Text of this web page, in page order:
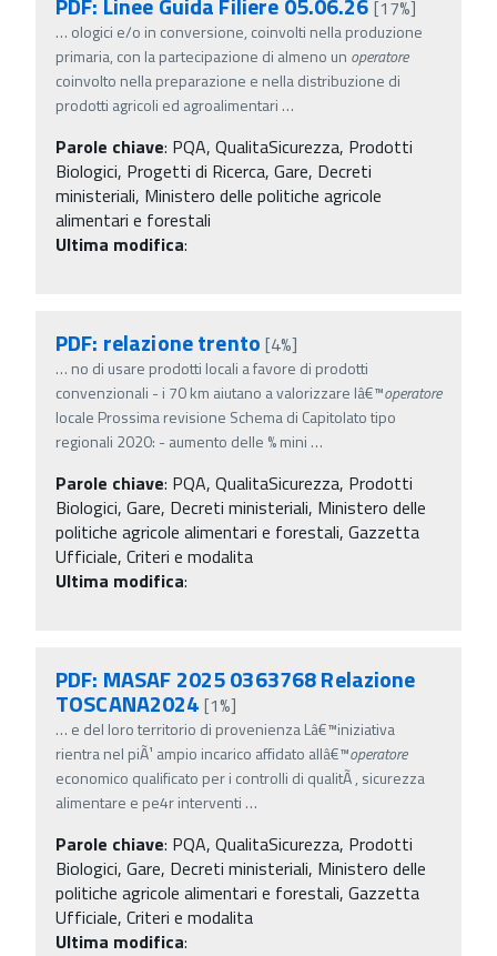
[17%]
… ologici e/o in conversione, coinvolti nella produzione
primaria, con la partecipazione di almeno un operatore
coinvolto nella preparazione e nella distribuzione di
prodotti agricoli ed agroalimentari …
Parole chiave: PQA, QualitaSicurezza, Prodotti
Biologici, Progetti di Ricerca, Gare, Decreti
ministeriali, Ministero delle politiche agricole
alimentari e forestali
Ultima modifica:
PDF: relazione trento [4%]
… no di usare prodotti locali a favore di prodotti
convenzionali - i 70 km aiutano a valorizzare lâ€™operatore
locale Prossima revisione Schema di Capitolato tipo
regionali 2020: - aumento delle % mini …
Parole chiave: PQA, QualitaSicurezza, Prodotti
Biologici, Gare, Decreti ministeriali, Ministero delle
politiche agricole alimentari e forestali, Gazzetta
Ufficiale, Criteri e modalita
Ultima modifica:
PDF: MASAF 2025 0363768 Relazione
TOSCANA2024 [1%]
… e del loro territorio di provenienza Lâ€™iniziativa
rientra nel piÃ¹ ampio incarico affidato allâ€™operatore
economico qualificato per i controlli di qualitÃ , sicurezza
alimentare e pe4r interventi …
Parole chiave: PQA, QualitaSicurezza, Prodotti
Biologici, Gare, Decreti ministeriali, Ministero delle
politiche agricole alimentari e forestali, Gazzetta
Ufficiale, Criteri e modalita
Ultima modifica: